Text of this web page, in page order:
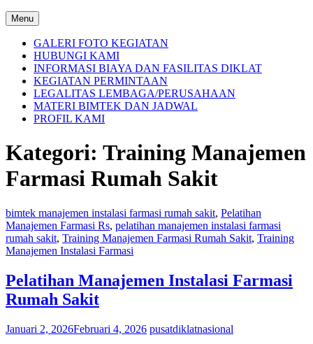
Menu
GALERI FOTO KEGIATAN
HUBUNGI KAMI
INFORMASI BIAYA DAN FASILITAS DIKLAT
KEGIATAN PERMINTAAN
LEGALITAS LEMBAGA/PERUSAHAAN
MATERI BIMTEK DAN JADWAL
PROFIL KAMI
Kategori: Training Manajemen
Farmasi Rumah Sakit
bimtek manajemen instalasi farmasi rumah sakit, Pelatihan
Manajemen Farmasi Rs, pelatihan manajemen instalasi farmasi
rumah sakit, Training Manajemen Farmasi Rumah Sakit, Training
Manajemen Instalasi Farmasi
Pelatihan Manajemen Instalasi Farmasi
Rumah Sakit
Januari 2, 2026Februari 4, 2026 pusatdiklatnasional